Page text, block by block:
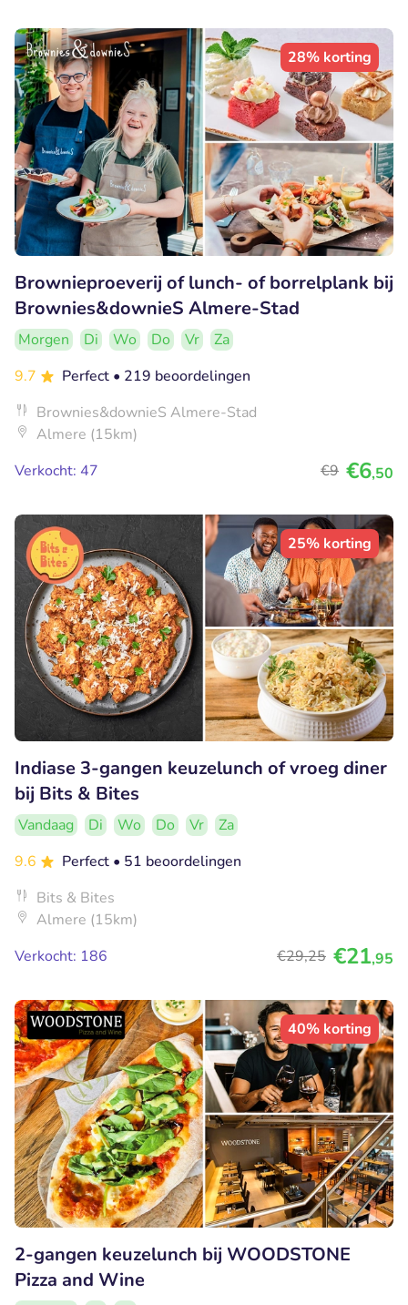
28% korting
Brownieproeverij of lunch- of borrelplank bij
Brownies&downieS Almere-Stad
Morgen Di Wo Do Vr
Za
9.7
Perfect • 219 beoordelingen
Brownies&downieS Almere-Stad
Almere (15km)
Verkocht: 47
€9 €6,50
25% korting
Indiase 3-gangen keuzelunch of vroeg diner
bij Bits & Bites
Vandaag Di Wo Do Vr
Za
9.6
Perfect • 51 beoordelingen
Bits & Bites
Almere (15km)
Verkocht: 186
€29,25 €21,95
40% korting
2-gangen keuzelunch bij WOODSTONE
Pizza and Wine